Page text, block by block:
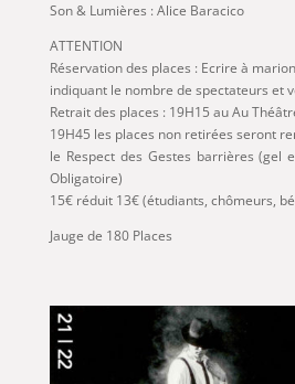
Son & Lumières : Alice Baracico
ATTENTION
Réservation des places : Ecrire à
indiquant le nombre de spectateurs et
Retrait des places : 19H15 au Au
19H45 les places non retirées seront
le Respect des Gestes barrières (gel
Obligatoire)
15€ réduit 13€ (étudiants, chômeurs,
Jauge de 180 Places